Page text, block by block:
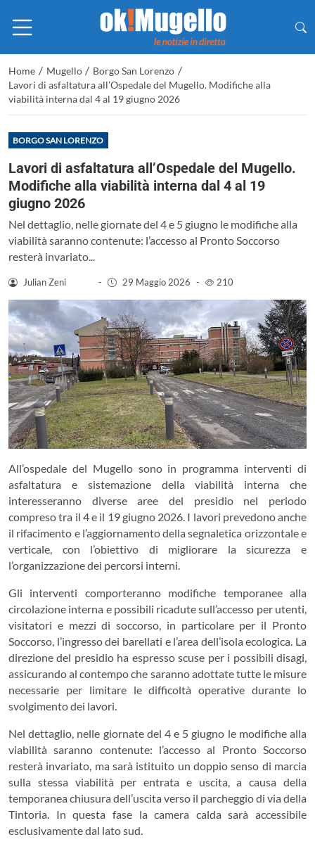
Home / Mugello / Borgo San Lorenzo /
Lavori di asfaltatura all’Ospedale del Mugello. Modifiche alla
viabilità interna dal 4 al 19 giugno 2026
BORGO SAN LORENZO
Lavori di asfaltatura all’Ospedale del Mugello.
Modifiche alla viabilità interna dal 4 al 19
giugno 2026
Nel dettaglio, nelle giornate del 4 e 5 giugno le modifiche alla
viabilità saranno contenute: l’accesso al Pronto Soccorso
resterà invariato...
Julian Zeni - 29 Maggio 2026 - 210
All’ospedale del Mugello sono in programma interventi di
asfaltatura e sistemazione della viabilità interna che
interesseranno diverse aree del presidio nel periodo
compreso tra il 4 e il 19 giugno 2026. I lavori prevedono anche
il rifacimento e l’aggiornamento della segnaletica orizzontale e
verticale, con l’obiettivo di migliorare la sicurezza e
l’organizzazione dei percorsi interni.
Gli interventi comporteranno modifiche temporanee alla
circolazione interna e possibili ricadute sull’accesso per utenti,
visitatori e mezzi di soccorso, in particolare per il Pronto
Soccorso, l’ingresso dei barellati e l’area dell’isola ecologica. La
direzione del presidio ha espresso scuse per i possibili disagi,
assicurando al contempo che saranno adottate tutte le misure
necessarie per limitare le difficoltà operative durante lo
svolgimento dei lavori.
Nel dettaglio, nelle giornate del 4 e 5 giugno le modifiche alla
viabilità saranno contenute: l’accesso al Pronto Soccorso
resterà invariato, ma sarà istituito un doppio senso di marcia
sulla stessa viabilità per entrata e uscita, a causa della
temporanea chiusura dell’uscita verso il parcheggio di via della
Tintoria. In questa fase la camera calda sarà accessibile
esclusivamente dal lato sud.